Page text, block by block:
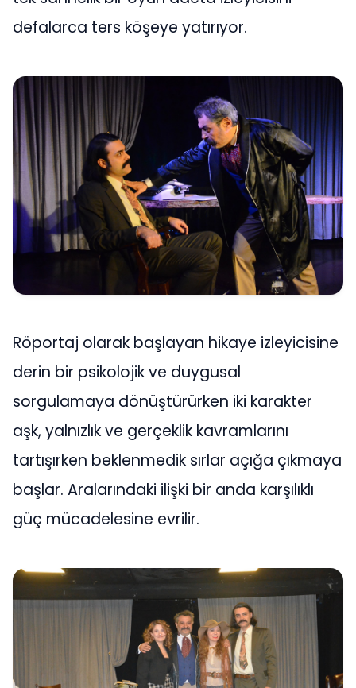
defalarca ters köşeye yatırıyor.
Röportaj olarak başlayan hikaye izleyicisine
derin bir psikolojik ve duygusal
sorgulamaya dönüştürürken iki karakter
aşk, yalnızlık ve gerçeklik kavramlarını
tartışırken beklenmedik sırlar açığa çıkmaya
başlar. Aralarındaki ilişki bir anda karşılıklı
güç mücadelesine evrilir.